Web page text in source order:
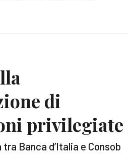
di
privilegiate
Banca d’Italia e Consob